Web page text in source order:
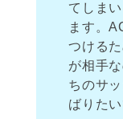
てしま
ます。
つける
が相手
ちのサ
ばりたい